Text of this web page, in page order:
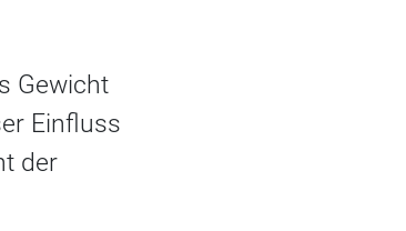
Gewicht
Einfluss
der